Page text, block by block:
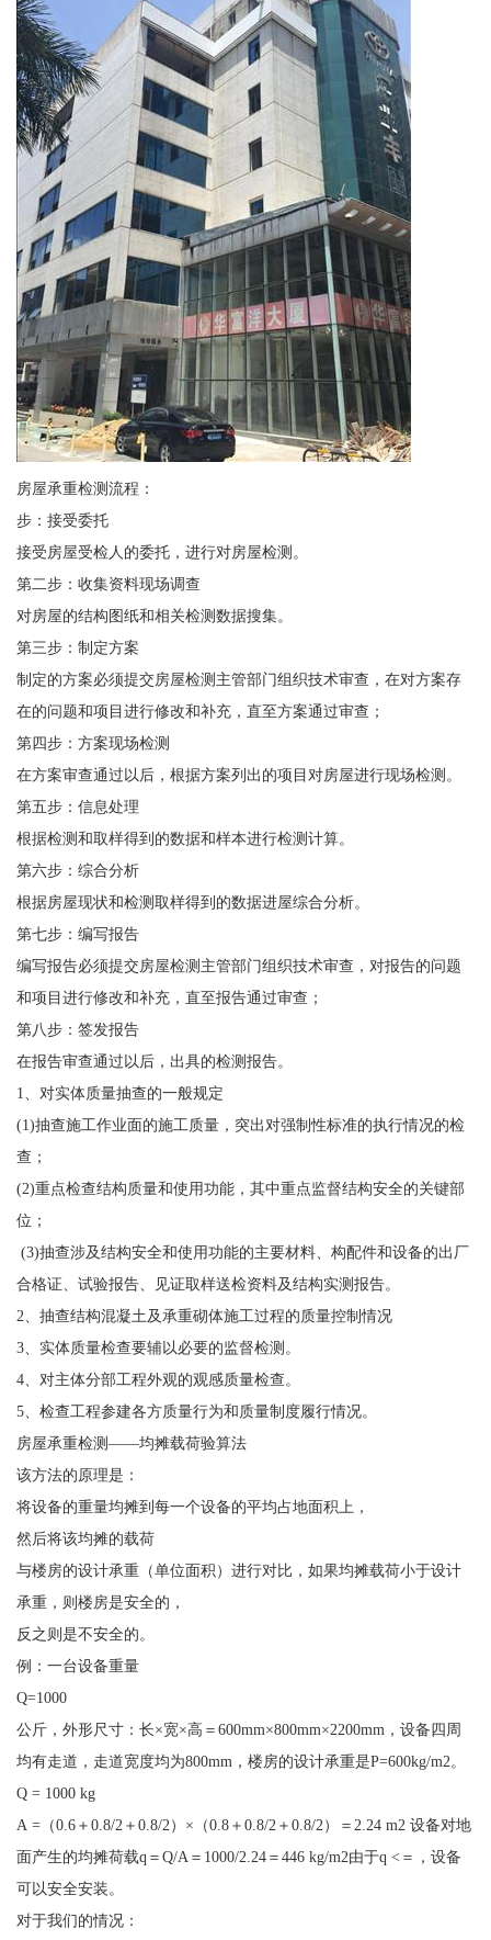
房屋承重检测流程：
步：接受委托
接受房屋受检人的委托，进行对房屋检测。
第二步：收集资料现场调查
对房屋的结构图纸和相关检测数据搜集。
第三步：制定方案
制定的方案必须提交房屋检测主管部门组织技术审查，在对方案存
在的问题和项目进行修改和补充，直至方案通过审查；
第四步：方案现场检测
在方案审查通过以后，根据方案列出的项目对房屋进行现场检测。
第五步：信息处理
根据检测和取样得到的数据和样本进行检测计算。
第六步：综合分析
根据房屋现状和检测取样得到的数据进屋综合分析。
第七步：编写报告
编写报告必须提交房屋检测主管部门组织技术审查，对报告的问题
和项目进行修改和补充，直至报告通过审查；
第八步：签发报告
在报告审查通过以后，出具的检测报告。
1、对实体质量抽查的一般规定
(1)抽查施工作业面的施工质量，突出对强制性标准的执行情况的检
查；
(2)重点检查结构质量和使用功能，其中重点监督结构安全的关键部
位；
(3)抽查涉及结构安全和使用功能的主要材料、构配件和设备的出厂
合格证、试验报告、见证取样送检资料及结构实测报告。
2、抽查结构混凝土及承重砌体施工过程的质量控制情况
3、实体质量检查要辅以必要的监督检测。
4、对主体分部工程外观的观感质量检查。
5、检查工程参建各方质量行为和质量制度履行情况。
房屋承重检测——均摊载荷验算法
该方法的原理是：
将设备的重量均摊到每一个设备的平均占地面积上，
然后将该均摊的载荷
与楼房的设计承重（单位面积）进行对比，如果均摊载荷小于设计
承重，则楼房是安全的，
反之则是不安全的。
例：一台设备重量
Q=1000
公斤，外形尺寸：长×宽×高＝600mm×800mm×2200mm，设备四周
均有走道，走道宽度均为800mm，楼房的设计承重是P=600kg/m2。
Q = 1000 kg
A =（0.6＋0.8/2＋0.8/2）×（0.8＋0.8/2＋0.8/2）＝2.24 m2 设备对地
面产生的均摊荷载q＝Q/A＝1000/2.24＝446 kg/m2由于q <＝，设备
可以安全安装。
对于我们的情况：